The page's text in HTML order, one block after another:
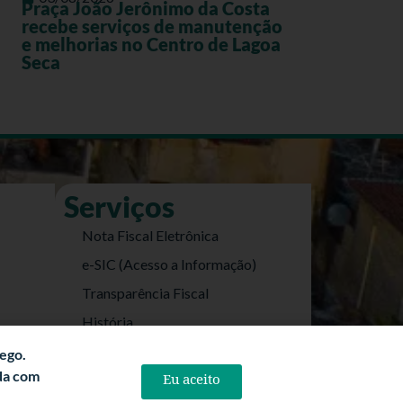
Praça João Jerônimo da Costa
recebe serviços de manutenção
e melhorias no Centro de Lagoa
Seca
Serviços
Nota Fiscal Eletrônica
e-SIC (Acesso a Informação)
Transparência Fiscal
História
Politica de Privacidade
com
Eu aceito